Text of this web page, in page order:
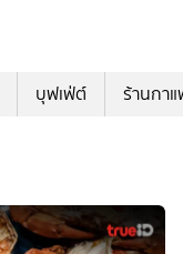
บุฟเฟ่ต์ ร้านกา